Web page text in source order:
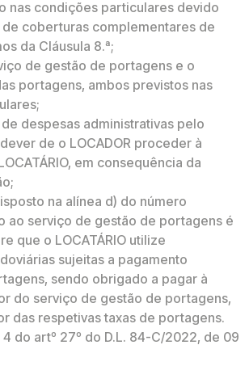
nas condições particulares devido
coberturas complementares de
da Cláusula 8.ª;
de gestão de portagens e o
portagens, ambos previstos nas
despesas administrativas pelo
de o LOCADOR proceder à
em consequência da
na alínea d) do número
ao serviço de gestão de portagens é
que o LOCATÁRIO utilize
sujeitas a pagamento
sendo obrigado a pagar à
do serviço de gestão de portagens,
das respetivas taxas de portagens.
do artº 27º do D.L. 84-C/2022, de 09